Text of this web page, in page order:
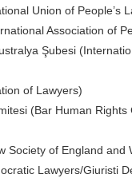
Union of People’s
Association of
Şubesi
of Lawyers)
(Bar Human
Society of England and
Lawyers/Giuristi